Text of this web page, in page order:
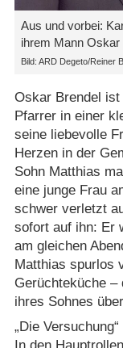
Aus und vorbei:
ihrem Mann Oskar
Bild: ARD Degeto/​Reiner
Oskar Brendel
Pfarrer in einer
seine liebevolle
Herzen in der
Sohn Matthias
eine junge Frau
schwer verletzt
sofort auf ihn: Er
am gleichen
Matthias spurlos
Gerüchteküche
ihres Sohnes
„Die